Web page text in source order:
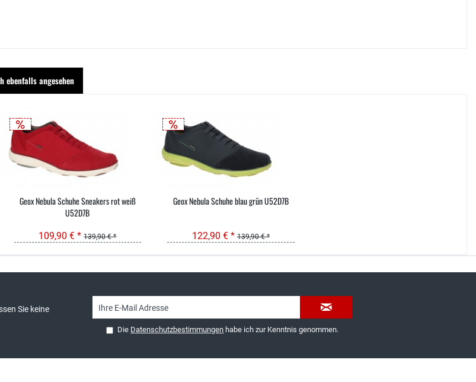
ebenfalls angesehen
Geox Nebula Schuhe Sneakers rot weiß
U52D7B
109,90 € * 139,90 € *
Geox Nebula Schuhe blau grün U52D7B
122,90 € * 139,90 € *
Sie keine
Die Datenschutzbestimmungen habe ich zur Kenntnis genommen.